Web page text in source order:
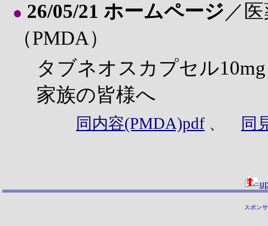
● 26/05/21 ホームページ ／
（PMDA）
タブネオスカプセル
家族の皆様へ
同内容(PMDA)pdf 、 同
スポン